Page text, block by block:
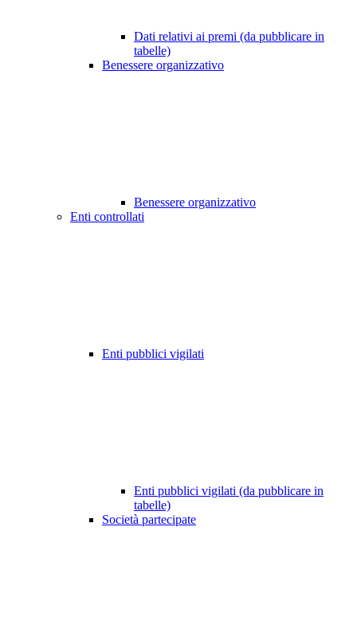
Dati relativi ai premi (da pubblicare in
tabelle)
Benessere organizzativo
Benessere organizzativo
Enti controllati
Enti pubblici vigilati
Enti pubblici vigilati (da pubblicare in
tabelle)
Società partecipate